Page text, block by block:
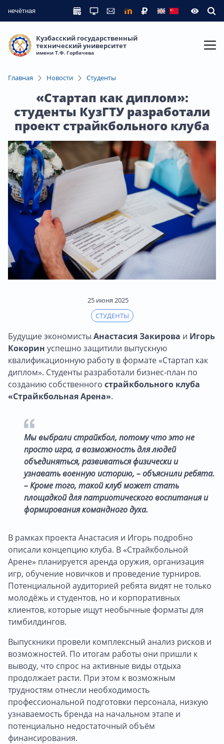
нечётная
Кузбасский государственный
технический университет
имени Т.Ф. Горбачева
Главная Новости Студенты
«Стартап как диплом»:
студенты КузГТУ разработали
проект страйкбольного клуба
25 июня 2025
СТУДЕНТЫ
Будущие экономисты Анастасия Закирова и Игорь
Кокорин успешно защитили выпускную
квалификационную работу в формате «Стартап как
диплом». Студенты разработали бизнес-план по
созданию собственного страйкбольного клуба
«Страйкбольная Арена».
Мы выбрали страйкбол, потому что это не
просто игра, а возможность для людей
объединяться, развиваться физически и
узнавать военную историю, – объяснили ребята.
– Кроме того, такой клуб может стать
площадкой для патриотического воспитания и
формирования командного духа.
В рамках проекта Анастасия и Игорь подробно
описали концепцию клуба. В «Страйкбольной
Арене» планируется аренда оружия, организация
игр, обучение новичков и проведение турниров.
Потенциальной аудиторией ребята видят не только
молодёжь и студентов, но и корпоративных
клиентов, которые ищут необычные форматы для
тимбилдингов.
Выпускники провели комплексный анализ рисков и
возможностей. По итогам работы они пришли к
выводу, что спрос на активные виды отдыха
продолжает расти. При этом к возможным
трудностям отнесли необходимость
профессиональной подготовки персонала, низкую
узнаваемость бренда на начальном этапе и
потенциально недостаточный объём
финансирования.